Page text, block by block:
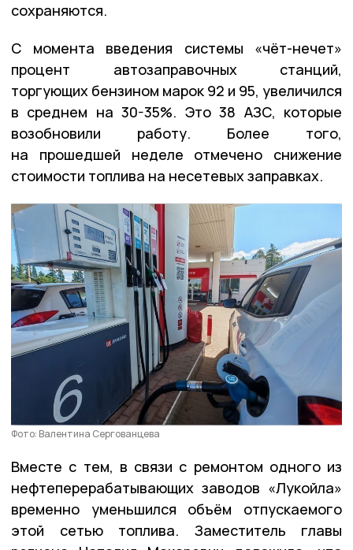
сохраняются.
С момента введения системы «чёт-нечет»
процент автозаправочных станций,
торгующих бензином марок 92 и 95, увеличился
в среднем на 30-35%. Это 38 АЗС, которые
возобновили работу. Более того,
на прошедшей неделе отмечено снижение
стоимости топлива на несетевых заправках.
Фото: Валентина Сергованцева
Вместе с тем, в связи с ремонтом одного из
нефтеперерабатывающих заводов «Лукойла»
временно уменьшился объём отпускаемого
этой сетью топлива. Заместитель главы